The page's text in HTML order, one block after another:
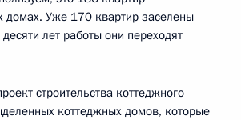
домах. Уже 170 квартир заселены
лет работы они переходят
строительства коттеджного
коттеджных домов, которые